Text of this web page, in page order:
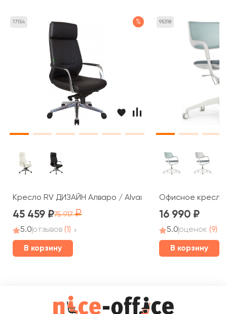
17154 %
Кресло RV ДИЗАЙН Алваро / Alvaro (A1815)
45 459 75 917
5.0отзывов (1)
В корзину
95318
Офисное кресло
16 990
5.0оценок (9)
В корзину